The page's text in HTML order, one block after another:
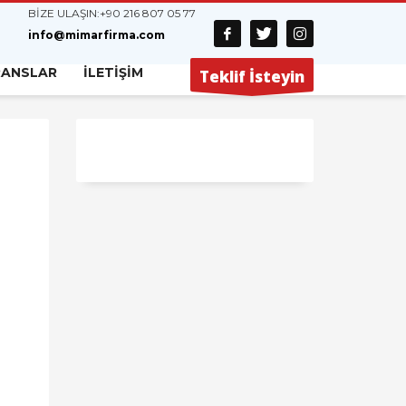
BİZE ULAŞIN:+90 216 807 05 77
info@mimarfirma.com
İLETİŞİM Teklif İsteyin